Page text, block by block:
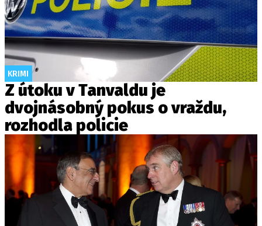
KRIMI
Z útoku v Tanvaldu je
dvojnásobný pokus o vraždu,
rozhodla policie